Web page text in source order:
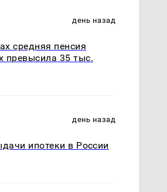
день назад
средняя пенсия
превысила 35 тыс.
день назад
ипотеки в России